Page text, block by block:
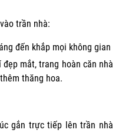
trần nhà:
đến khắp mọi không gian
mắt, trang hoàn căn nhà
thăng hoa.
gắn trực tiếp lên trần nhà